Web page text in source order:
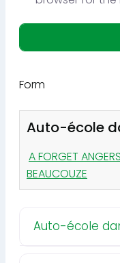
Form
Auto-école
A FORGET ANGERS
BEAUCOUZE
Auto-école